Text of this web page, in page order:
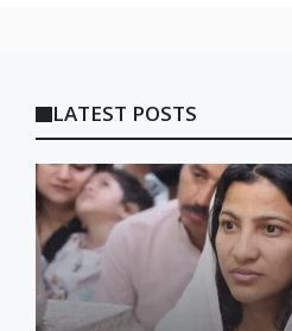
LATEST POSTS